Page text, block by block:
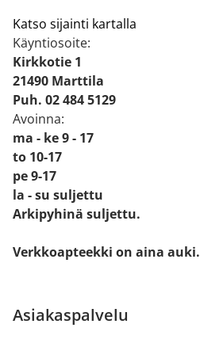
Katso sijainti kartalla
Käyntiosoite:
Kirkkotie 1
21490 Marttila
Puh. 02 484 5129
Avoinna:
ma - ke 9 - 17
to 10-17
pe 9-17
la - su suljettu
Arkipyhinä suljettu.
Verkkoapteekki on aina auki.
Asiakaspalvelu